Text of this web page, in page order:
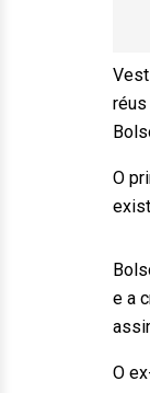
O
e a
O